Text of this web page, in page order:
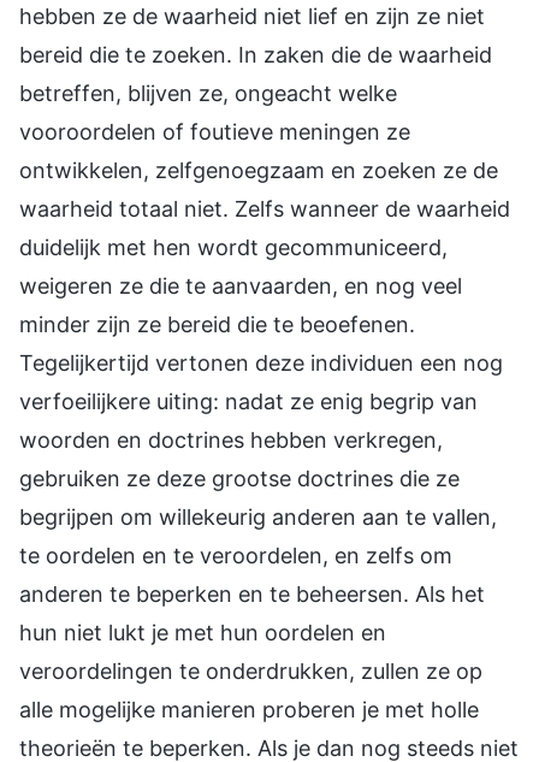
hebben ze de waarheid niet lief en zijn ze niet
bereid die te zoeken. In zaken die de waarheid
betreffen, blijven ze, ongeacht welke
vooroordelen of foutieve meningen ze
ontwikkelen, zelfgenoegzaam en zoeken ze de
waarheid totaal niet. Zelfs wanneer de waarheid
duidelijk met hen wordt gecommuniceerd,
weigeren ze die te aanvaarden, en nog veel
minder zijn ze bereid die te beoefenen.
Tegelijkertijd vertonen deze individuen een nog
verfoeilijkere uiting: nadat ze enig begrip van
woorden en doctrines hebben verkregen,
gebruiken ze deze grootse doctrines die ze
begrijpen om willekeurig anderen aan te vallen,
te oordelen en te veroordelen, en zelfs om
anderen te beperken en te beheersen. Als het
hun niet lukt je met hun oordelen en
veroordelingen te onderdrukken, zullen ze op
alle mogelijke manieren proberen je met holle
theorieën te beperken. Als je dan nog steeds niet